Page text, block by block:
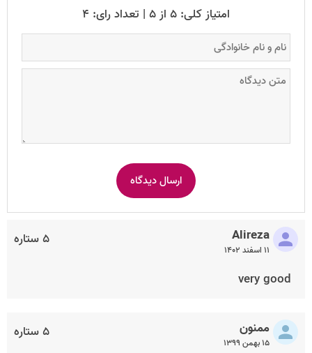
امتیاز کلی: ۵ از ۵ | تعداد رای: ۴
۵ ستاره Alireza
۱۱ اسفند ۱۴۰۲
very good
۵ ستاره ممنون
۱۵ بهمن ۱۳۹۹